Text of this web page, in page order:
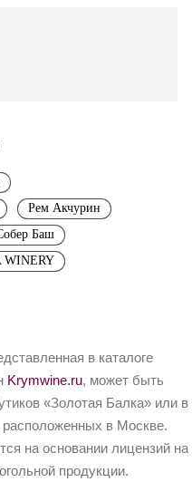
Рем Акчурин
Баш
WINERY
в каталоге
Krymwine.ru, может быть
«Золотая Балка» или в
расположенных в Москве.
на основании лицензий на
продукции.